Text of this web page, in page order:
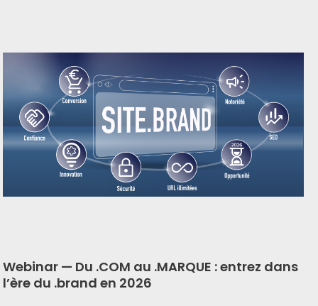
Webinar — Du .COM au .MARQUE : entrez dans
l’ère du .brand en 2026